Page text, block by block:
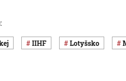
IIHF Lotyšsko